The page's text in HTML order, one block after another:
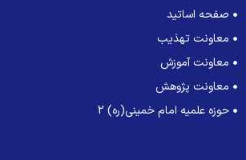
صفحه اساتید
معاونت تهذیب
معاونت آموزش
معاونت پژوهش
حوزه علمیه امام خمینی(ره) 2